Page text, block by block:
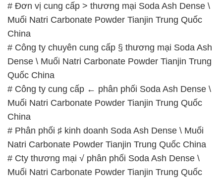
# Đơn vị cung cấp > thương mại Soda Ash Dense \
Muối Natri Carbonate Powder Tianjin Trung Quốc
China
# Công ty chuyên cung cấp § thương mại Soda Ash
Dense \ Muối Natri Carbonate Powder Tianjin Trung
Quốc China
# Công ty cung cấp ← phân phối Soda Ash Dense \
Muối Natri Carbonate Powder Tianjin Trung Quốc
China
# Phân phối ♯ kinh doanh Soda Ash Dense \ Muối
Natri Carbonate Powder Tianjin Trung Quốc China
# Cty thương mại √ phân phối Soda Ash Dense \
Muối Natri Carbonate Powder Tianjin Trung Quốc